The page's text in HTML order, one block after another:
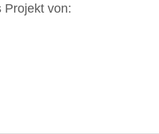
Projekt von: